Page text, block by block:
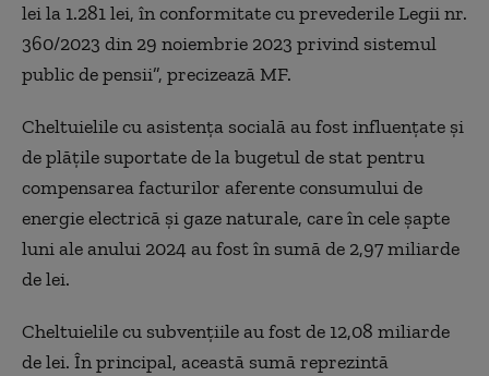
lei la 1.281 lei, în conformitate cu prevederile Legii nr.
360/2023 din 29 noiembrie 2023 privind sistemul
public de pensii”, precizează MF.
Cheltuielile cu asistenţa socială au fost influenţate şi
de plăţile suportate de la bugetul de stat pentru
compensarea facturilor aferente consumului de
energie electrică şi gaze naturale, care în cele şapte
luni ale anului 2024 au fost în sumă de 2,97 miliarde
de lei.
Cheltuielile cu subvenţiile au fost de 12,08 miliarde
de lei. În principal, această sumă reprezintă